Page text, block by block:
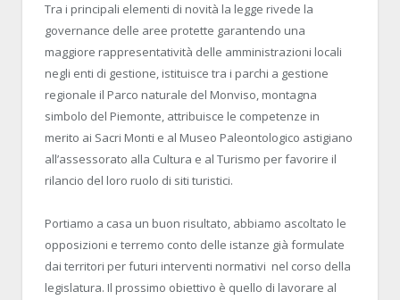
Tra i principali elementi di novità la legge rivede la
governance delle aree protette garantendo una
maggiore rappresentatività delle amministrazioni locali
negli enti di gestione, istituisce tra i parchi a gestione
regionale il Parco naturale del Monviso, montagna
simbolo del Piemonte, attribuisce le competenze in
merito ai Sacri Monti e al Museo Paleontologico astigiano
all’assessorato alla Cultura e al Turismo per favorire il
rilancio del loro ruolo di siti turistici.
Portiamo a casa un buon risultato, abbiamo ascoltato le
opposizioni e terremo conto delle istanze già formulate
dai territori per futuri interventi normativi nel corso della
legislatura. Il prossimo obiettivo è quello di lavorare al